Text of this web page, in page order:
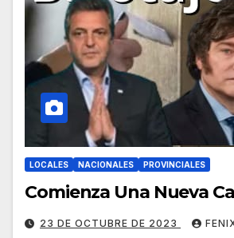
LOCALES NACIONALES PROVINCIALES
Comienza Una Nueva
23 DE OCTUBRE DE 2023